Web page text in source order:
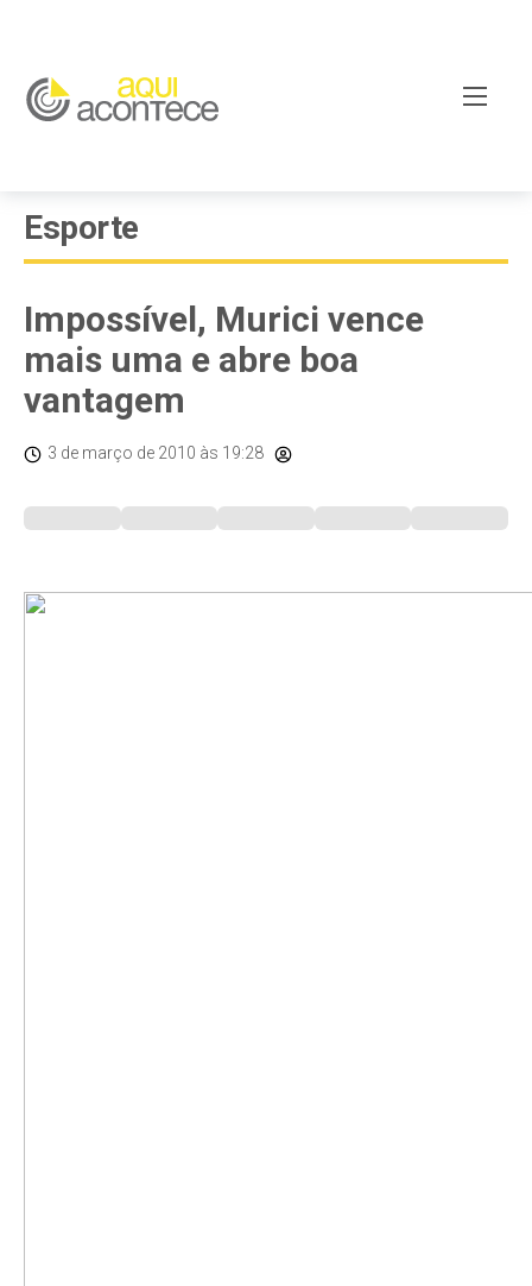
Esporte
Impossível, Murici vence
mais uma e abre boa
vantagem
3 de março de 2010 às 19:28